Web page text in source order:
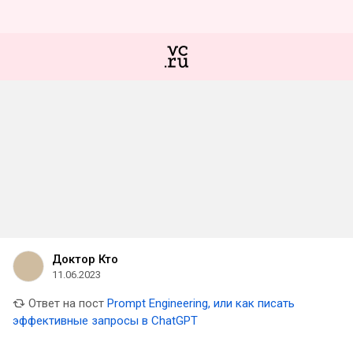
Доктор Кто
11.06.2023
Ответ на пост Prompt Engineering, или как писать
эффективные запросы в ChatGPT